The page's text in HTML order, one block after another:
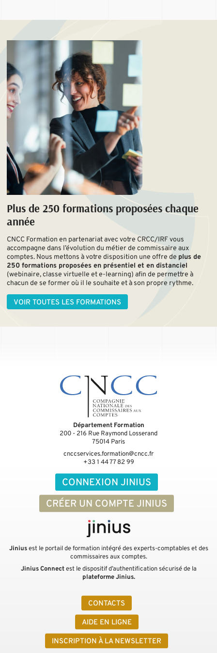
Plus de 250 formations proposées chaque
année
CNCC Formation en partenariat avec votre CRCC/IRF vous
accompagne dans l’évolution du métier de commissaire aux
comptes. Nous mettons à votre disposition une offre de plus de
250 formations proposées en présentiel et en distanciel
(webinaire, classe virtuelle et e-learning) afin de permettre à
chacun de se former où il le souhaite et à son propre rythme.
VOIR TOUTES LES FORMATIONS
CONNEXION JINIUS
CRÉER UN COMPTE JINIUS
CONTACTS
AIDE EN LIGNE
INSCRIPTION À LA NEWSLETTER
Département Formation
200 - 216 Rue Raymond Losserand
75014 Paris
cnccservices.formation@cncc.fr
+33 1 44 77 82 99
Jiniusest le portail de formation intégré des experts-comptables et des
commissaires aux comptes.
Jinius Connectest le dispositif d’authentification sécurisé de la
plateforme Jinius.